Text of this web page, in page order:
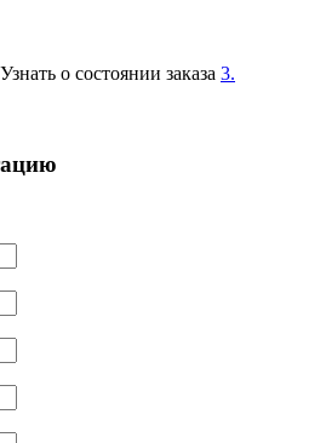
о состоянии заказа 3.